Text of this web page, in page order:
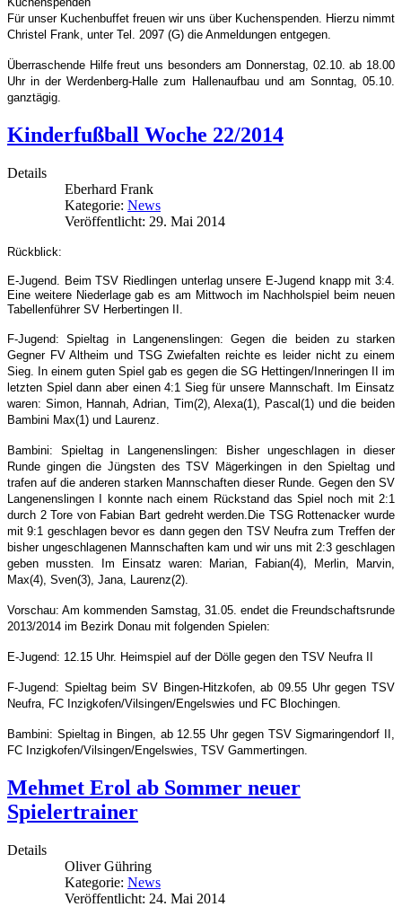
Für unser Kuchenbuffet freuen wir uns über Kuchenspenden. Hierzu nimmt
Christel Frank, unter Tel. 2097 (G) die Anmeldungen entgegen.
Überraschende Hilfe freut uns besonders am Donnerstag, 02.10. ab 18.00
Uhr in der Werdenberg-Halle zum Hallenaufbau und am Sonntag, 05.10.
ganztägig.
Kinderfußball Woche 22/2014
Details
Eberhard Frank
Kategorie: News
Veröffentlicht: 29. Mai 2014
Rückblick:
E-Jugend. Beim TSV Riedlingen unterlag unsere E-Jugend knapp mit 3:4.
Eine weitere Niederlage gab es am Mittwoch im Nachholspiel beim neuen
Tabellenführer SV Herbertingen II.
F-Jugend: Spieltag in Langenenslingen: Gegen die beiden zu starken
Gegner FV Altheim und TSG Zwiefalten reichte es leider nicht zu einem
Sieg. In einem guten Spiel gab es gegen die SG Hettingen/Inneringen II im
letzten Spiel dann aber einen 4:1 Sieg für unsere Mannschaft. Im Einsatz
waren: Simon, Hannah, Adrian, Tim(2), Alexa(1), Pascal(1) und die beiden
Bambini Max(1) und Laurenz.
Bambini: Spieltag in Langenenslingen: Bisher ungeschlagen in dieser
Runde gingen die Jüngsten des TSV Mägerkingen in den Spieltag und
trafen auf die anderen starken Mannschaften dieser Runde. Gegen den SV
Langenenslingen I konnte nach einem Rückstand das Spiel noch mit 2:1
durch 2 Tore von Fabian Bart gedreht werden.Die TSG Rottenacker wurde
mit 9:1 geschlagen bevor es dann gegen den TSV Neufra zum Treffen der
bisher ungeschlagenen Mannschaften kam und wir uns mit 2:3 geschlagen
geben mussten. Im Einsatz waren: Marian, Fabian(4), Merlin, Marvin,
Max(4), Sven(3), Jana, Laurenz(2).
Vorschau: Am kommenden Samstag, 31.05. endet die Freundschaftsrunde
2013/2014 im Bezirk Donau mit folgenden Spielen:
E-Jugend: 12.15 Uhr. Heimspiel auf der Dölle gegen den TSV Neufra II
F-Jugend: Spieltag beim SV Bingen-Hitzkofen, ab 09.55 Uhr gegen TSV
Neufra, FC Inzigkofen/Vilsingen/Engelswies und FC Blochingen.
Bambini: Spieltag in Bingen, ab 12.55 Uhr gegen TSV Sigmaringendorf II,
FC Inzigkofen/Vilsingen/Engelswies, TSV Gammertingen.
Mehmet Erol ab Sommer neuer
Spielertrainer
Details
Oliver Gühring
Kategorie: News
Veröffentlicht: 24. Mai 2014